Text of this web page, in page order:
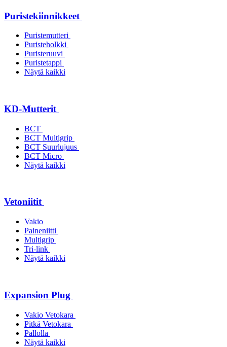
Puristekiinnikkeet
Puristemutteri
Puristeholkki
Puristeruuvi
Puristetappi
Näytä kaikki
KD-Mutterit
BCT
BCT Multigrip
BCT Suurlujuus
BCT Micro
Näytä kaikki
Vetoniitit
Vakio
Paineniitti
Multigrip
Tri-link
Näytä kaikki
Expansion Plug
Vakio Vetokara
Pitkä Vetokara
Pallolla
Näytä kaikki